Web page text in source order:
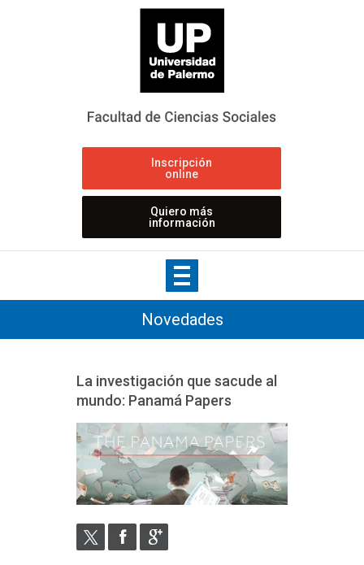
Inscripción
online
Quiero más
información
Novedades
La investigación que sacude al
mundo: Panamá Papers